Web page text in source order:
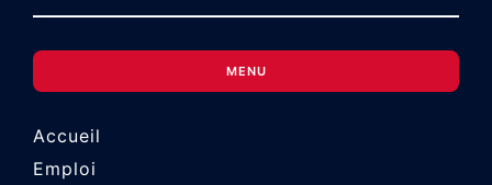
MENU
Accueil
Emploi